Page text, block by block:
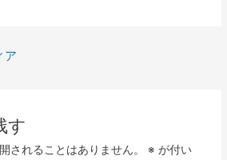
ア
す
されることはありません。 ※ が付い